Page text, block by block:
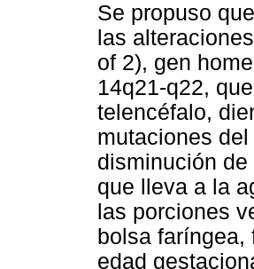
Se propuso
las
of 2), gen
14q21-q22,
telencéfalo,
mutaciones
disminución
que lleva a la
las porciones
bolsa
edad